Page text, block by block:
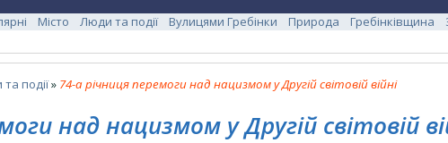
Місто Люди та події Вулицями Гребінки Природа Гребінківщина
події» 74-а річниця перемоги над нацизмом у Другій світовій війні
над нацизмом у Другій світовій